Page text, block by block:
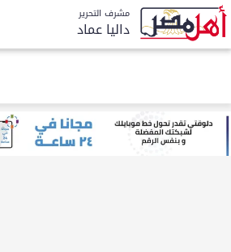
مشرف التحرير
داليا عماد